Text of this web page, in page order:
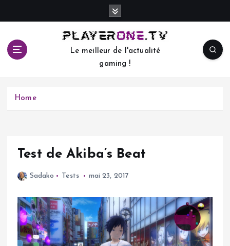
c
Le meilleur de l'actualité
gaming !
Home
Test de Akiba’s Beat
Sadako Tests mai 23, 2017